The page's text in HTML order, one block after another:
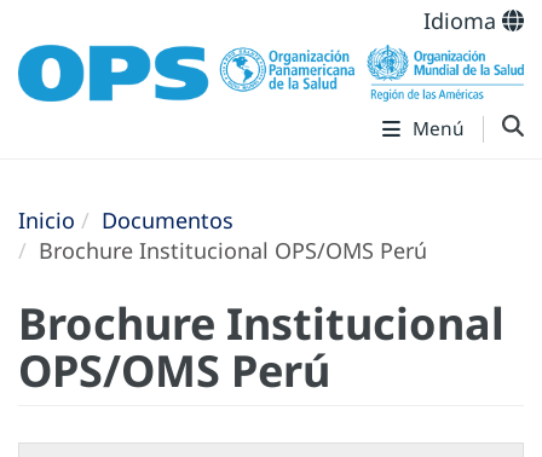
Idioma
Menú
Inicio
Documentos
Brochure Institucional OPS/OMS Perú
Brochure Institucional
OPS/OMS Perú